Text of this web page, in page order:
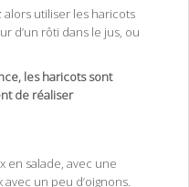
alors utiliser les haricots
d’un rôti dans le jus, ou
les haricots sont
de réaliser
en salade, avec une
un peu d’oignons.